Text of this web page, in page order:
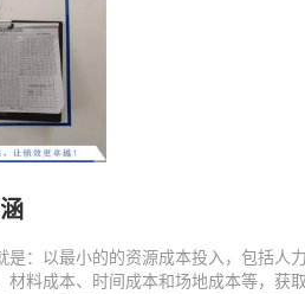
是：以最小的的资源成本投入，包括人
材料成本、时间成本和场地成本等，获